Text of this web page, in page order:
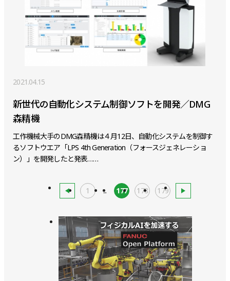
2021.04.15
新世代の自動化システム制御ソフトを開発／DMG
森精機
工作機械大手のDMG森精機は４月12日、自動化システムを制御す
るソフトウエア「LPS 4th Generation（フォースジェネレーショ
ン）」を開発したと発表……
1 ... 177 178 179